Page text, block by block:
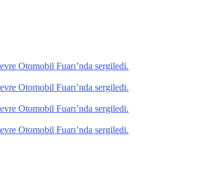
Otomobil Fuarı’nda sergiledi.
Otomobil Fuarı’nda sergiledi.
Otomobil Fuarı’nda sergiledi.
Otomobil Fuarı’nda sergiledi.